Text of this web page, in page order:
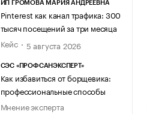
ИП ГРОМОВА МАРИЯ АНДРЕЕВНА
Pinterest как канал трафика: 300
тысяч посещений за три месяца
Кейс
5 августа 2026
СЭС «ПРОФСАНЭКСПЕРТ»
Как избавиться от борщевика:
профессиональные способы
Мнение эксперта